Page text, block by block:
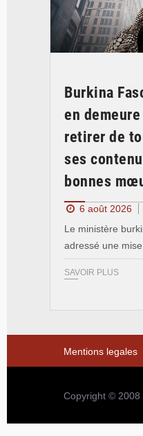
Burkina
en
retirer de
ses
bonnes
6 août 2026
Le ministère
adressé une
SAVOIR PLUS
Mentions legales
Copyright © 2008